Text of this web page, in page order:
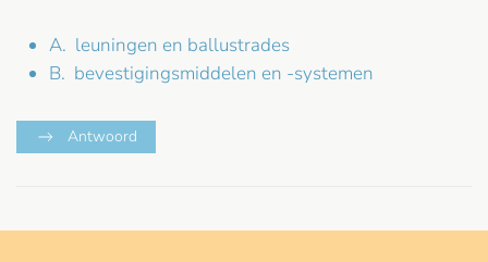
A. leuningen en ballustrades
B. bevestigingsmiddelen en -systemen
Antwoord